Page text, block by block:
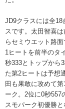
JD9クラスには全18
スです。太田智喜
らセミウエット路
1ヒートを前半のタ
秒333とトップから
た第2ヒートは予想
田も果敢に攻めて
ーク。2位に0秒557
スモパーク初優勝と